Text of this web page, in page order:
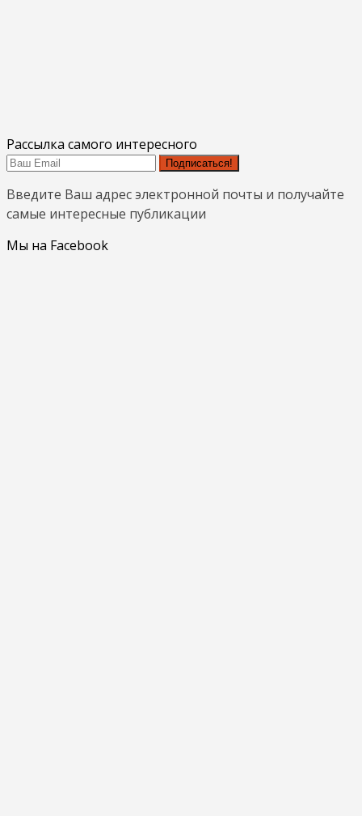
Рассылка самого интересного
Подписаться!
Введите Ваш адрес электронной почты и получайте
самые интересные публикации
Мы на Facebook